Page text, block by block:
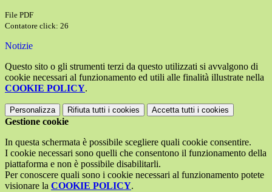
File PDF
Contatore click: 26
Notizie
Questo sito o gli strumenti terzi da questo utilizzati si avvalgono di
cookie necessari al funzionamento ed utili alle finalità illustrate nella
COOKIE POLICY.
Personalizza Rifiuta tutti i cookies Accetta tutti i cookies
Gestione cookie
In questa schermata è possibile scegliere quali cookie consentire.
I cookie necessari sono quelli che consentono il funzionamento della
piattaforma e non è possibile disabilitarli.
Per conoscere quali sono i cookie necessari al funzionamento potete
visionare la COOKIE POLICY.